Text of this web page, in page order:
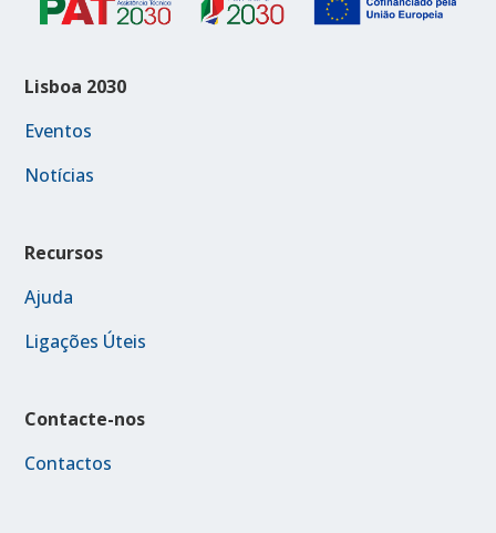
Lisboa 2030
Eventos
Notícias
Recursos
Ajuda
Ligações Úteis
Contacte-nos
Contactos